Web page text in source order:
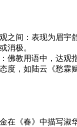
之间：表现为眉宇
消极。
佛教用语中，达观
度，如陆云《愁霖
在《春》中描写淑